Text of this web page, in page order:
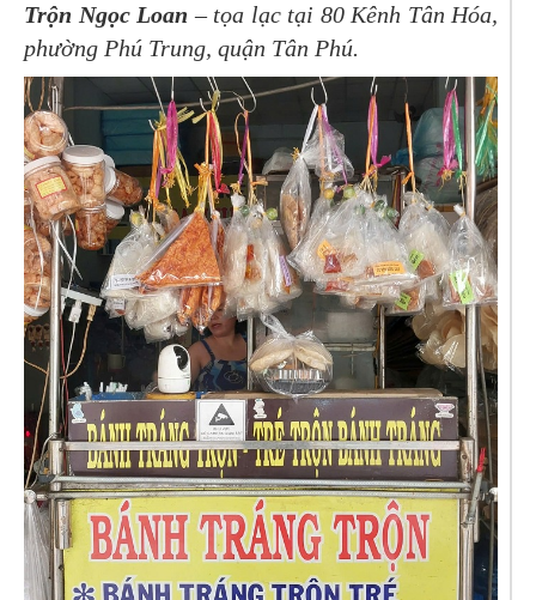
Trộn Ngọc Loan – tọa lạc tại 80 Kênh Tân Hóa,
phường Phú Trung, quận Tân Phú.